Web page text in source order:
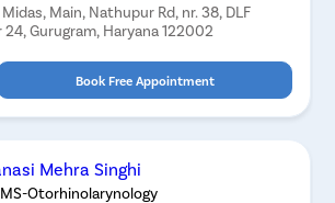
Main, Nathupur Rd, nr. 38, DLF
24, Gurugram, Haryana 122002
Book Free Appointment
Mehra Singhi
MS-Otorhinolarynology